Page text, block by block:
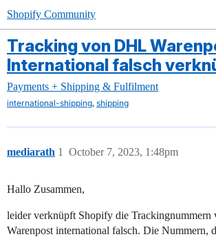
Shopify Community
Tracking von DHL
International falsch
Payments + Shipping & Fulfilment
international-shipping, shipping
mediarath October 7, 2023, 1:48pm
1
Hallo Zusammen,
leider verknüpft Shopify die
Warenpost international falsch. Die Nummern,